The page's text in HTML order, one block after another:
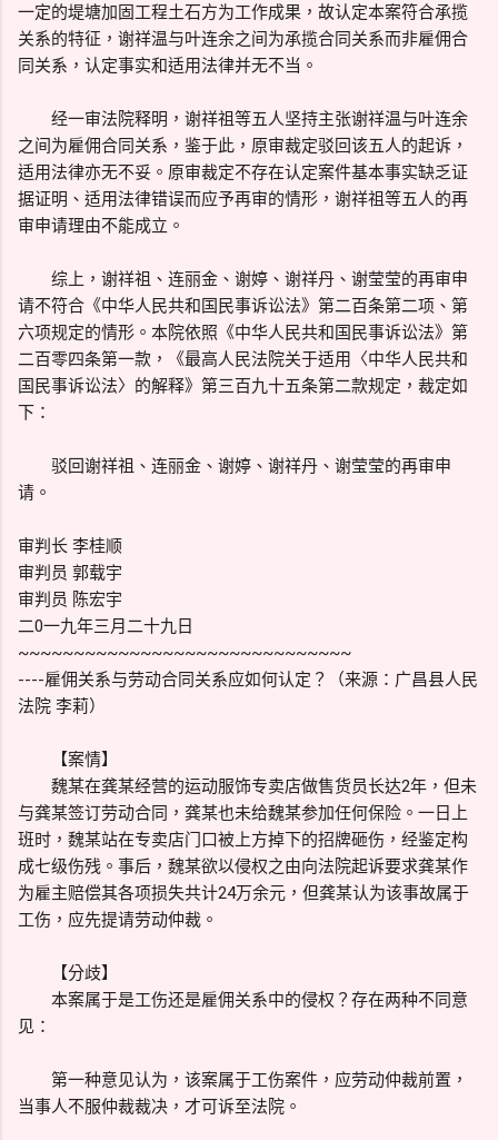
一定的堤塘加固工程土石方为工作成果，故认定本案符合承揽
关系的特征，谢祥温与叶连余之间为承揽合同关系而非雇佣合
同关系，认定事实和适用法律并无不当。
经一审法院释明，谢祥祖等五人坚持主张谢祥温与叶连余
之间为雇佣合同关系，鉴于此，原审裁定驳回该五人的起诉，
适用法律亦无不妥。原审裁定不存在认定案件基本事实缺乏证
据证明、适用法律错误而应予再审的情形，谢祥祖等五人的再
审申请理由不能成立。
综上，谢祥祖、连丽金、谢婷、谢祥丹、谢莹莹的再审申
请不符合《中华人民共和国民事诉讼法》第二百条第二项、第
六项规定的情形。本院依照《中华人民共和国民事诉讼法》第
二百零四条第一款，《最高人民法院关于适用〈中华人民共和
国民事诉讼法〉的解释》第三百九十五条第二款规定，裁定如
下：
驳回谢祥祖、连丽金、谢婷、谢祥丹、谢莹莹的再审申
请。
审判长 李桂顺
审判员 郭载宇
审判员 陈宏宇
二0一九年三月二十九日
~~~~~~~~~~~~~~~~~~~~~~~~~~~~~~
----雇佣关系与劳动合同关系应如何认定？（来源：广昌县人民
法院 李莉）
【案情】
魏某在龚某经营的运动服饰专卖店做售货员长达2年，但未
与龚某签订劳动合同，龚某也未给魏某参加任何保险。一日上
班时，魏某站在专卖店门口被上方掉下的招牌砸伤，经鉴定构
成七级伤残。事后，魏某欲以侵权之由向法院起诉要求龚某作
为雇主赔偿其各项损失共计24万余元，但龚某认为该事故属于
工伤，应先提请劳动仲裁。
【分歧】
本案属于是工伤还是雇佣关系中的侵权？存在两种不同意
见：
第一种意见认为，该案属于工伤案件，应劳动仲裁前置，
当事人不服仲裁裁决，才可诉至法院。